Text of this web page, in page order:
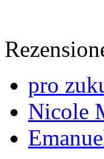
pro
Nicole